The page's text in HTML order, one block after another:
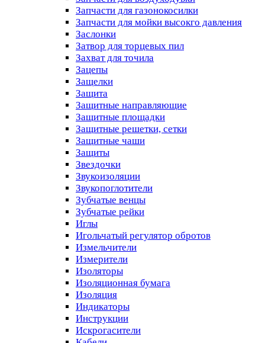
Запчасти для газонокосилки
Запчасти для мойки высокго давления
Заслонки
Затвор для торцевых пил
Захват для точила
Зацепы
Защелки
Защита
Защитные направляющие
Защитные площадки
Защитные решетки, сетки
Защитные чаши
Защиты
Звездочки
Звукоизоляции
Звукопоглотители
Зубчатые венцы
Зубчатые рейки
Иглы
Игольчатый регулятор обротов
Измельчители
Измерители
Изоляторы
Изоляционная бумага
Изоляция
Индикаторы
Инструкции
Искрогасители